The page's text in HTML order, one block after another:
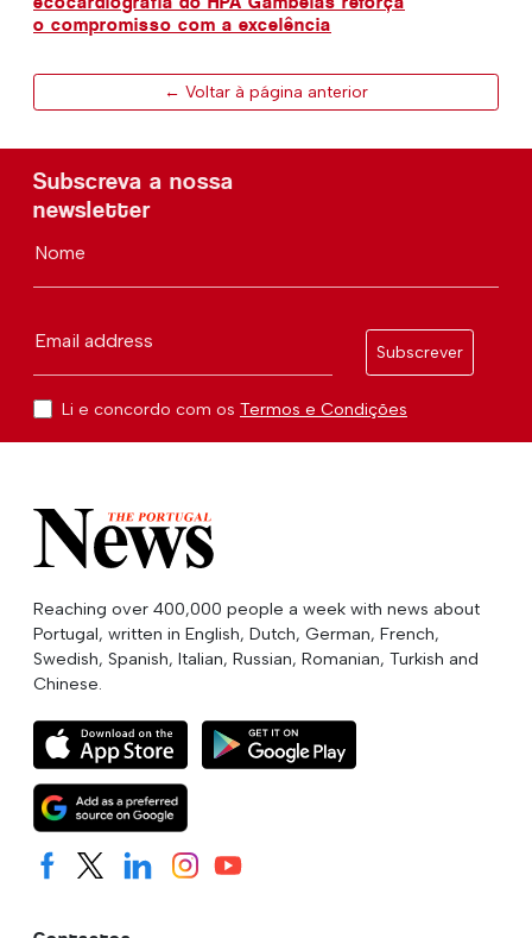
o compromisso com a excelência
← Voltar à página anterior
Subscreva a nossa
newsletter
Nome
Email address
Subscrever
Li e concordo com os Termos e Condições
Reaching over 400,000 people a week with news about
Portugal, written in English, Dutch, German, French,
Swedish, Spanish, Italian, Russian, Romanian, Turkish and
Chinese.